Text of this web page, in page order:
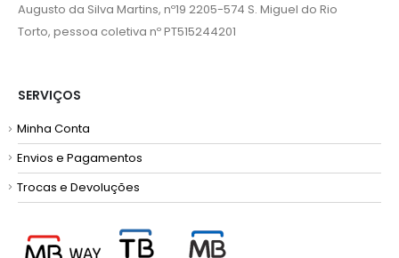
Augusto da Silva Martins, nº19 2205-574 S. Miguel do Rio
Torto, pessoa coletiva nº PT515244201
SERVIÇOS
Minha Conta
Envios e Pagamentos
Trocas e Devoluções